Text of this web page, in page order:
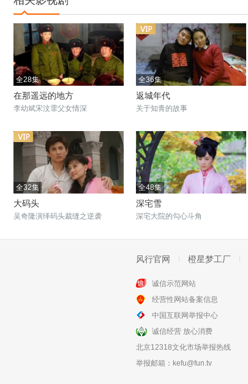
全28集
在那遥远的地方
李幼斌宋汶霏父女情深
全36集
返城年代
关于知青的故事
全32集
大码头
吴奇隆演绎码头裁缝之逆袭
全48集
深宅雪
深宅大院的勾心斗角
全46集
田姐辣妹
风行官网 橙星梦工厂
诚信示范网站
经营性网站备案信息
中国互联网举报中心
诚信经营 放心消费
北京12318文化市场举报热线
举报邮箱： kefu@fun.tv